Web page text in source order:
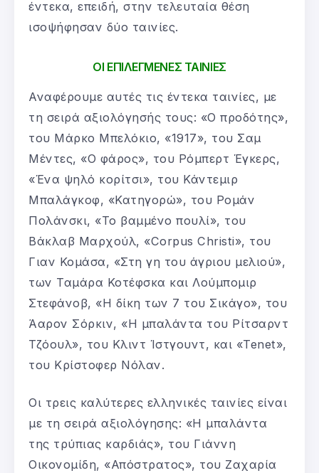
έντεκα, επειδή, στην τελευταία θέση
ισοψήφησαν δύο ταινίες.
ΟΙ ΕΠΙΛΕΓΜΕΝΕΣ ΤΑΙΝΙΕΣ
Αναφέρουμε αυτές τις έντεκα ταινίες, με
τη σειρά αξιολόγησής τους: «Ο προδότης»,
του Μάρκο Μπελόκιο, «1917», του Σαμ
Μέντες, «Ο φάρος», του Ρόμπερτ Έγκερς,
«Ένα ψηλό κορίτσι», του Κάντεμιρ
Μπαλάγκοφ, «Κατηγορώ», του Ρομάν
Πολάνσκι, «Το βαμμένο πουλί», του
Βάκλαβ Μαρχούλ, «Corpus Christi», του
Γιαν Κομάσα, «Στη γη του άγριου μελιού»,
των Ταμάρα Κοτέφσκα και Λούμπομιρ
Στεφάνοβ, «Η δίκη των 7 του Σικάγο», του
Άαρον Σόρκιν, «Η μπαλάντα του Ρίτσαρντ
Τζόουλ», του Κλιντ Ίστγουντ, και «Tenet»,
του Κρίστοφερ Νόλαν.
Οι τρεις καλύτερες ελληνικές ταινίες είναι
με τη σειρά αξιολόγησης: «Η μπαλάντα
της τρύπιας καρδιάς», του Γιάννη
Οικονομίδη, «Απόστρατος», του Ζαχαρία